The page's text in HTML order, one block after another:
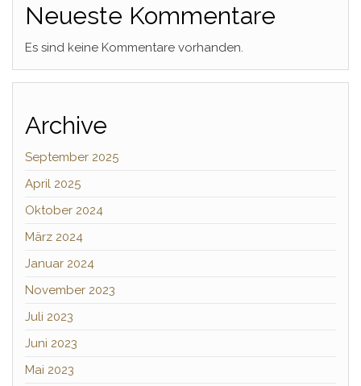
Neueste Kommentare
Es sind keine Kommentare vorhanden.
Archive
September 2025
April 2025
Oktober 2024
März 2024
Januar 2024
November 2023
Juli 2023
Juni 2023
Mai 2023